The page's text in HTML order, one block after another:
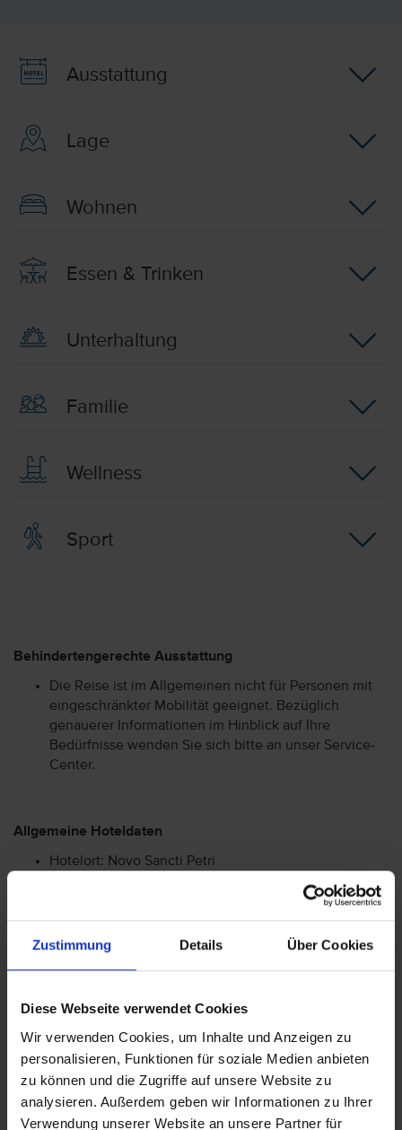
Zustimmung Details Über Cookies
Diese Webseite verwendet Cookies
Wir verwenden Cookies, um Inhalte und Anzeigen zu
personalisieren, Funktionen für soziale Medien anbieten
zu können und die Zugriffe auf unsere Website zu
analysieren. Außerdem geben wir Informationen zu Ihrer
Verwendung unserer Website an unsere Partner für
Ausstattung
Lage
Wohnen
Essen & Trinken
Unterhaltung
Familie
Wellness
Sport
Behindertengerechte Ausstattung
Die Reise ist im Allgemeinen nicht für Personen mit
eingeschränkter Mobilität geeignet. Bezüglich
genauerer Informationen im Hinblick auf Ihre
Bedürfnisse wenden Sie sich bitte an unser Service-
Center.
Allgemeine Hoteldaten
Hotelort: Novo Sancti Petri
Landeskategorie: Aktuell liegen uns keine Kenntnisse
über die Landeskategorie vor.
Flughafen bei einigen Fluggesellschaften kostenpflichtig
können je nach Fluggesellschaft variieren. Informationen
erhalten Sie im Servicebereich unter Rund um die Reise bei
Informationen zu Fluggesellschaftenvtours
Gepäckinformationen.